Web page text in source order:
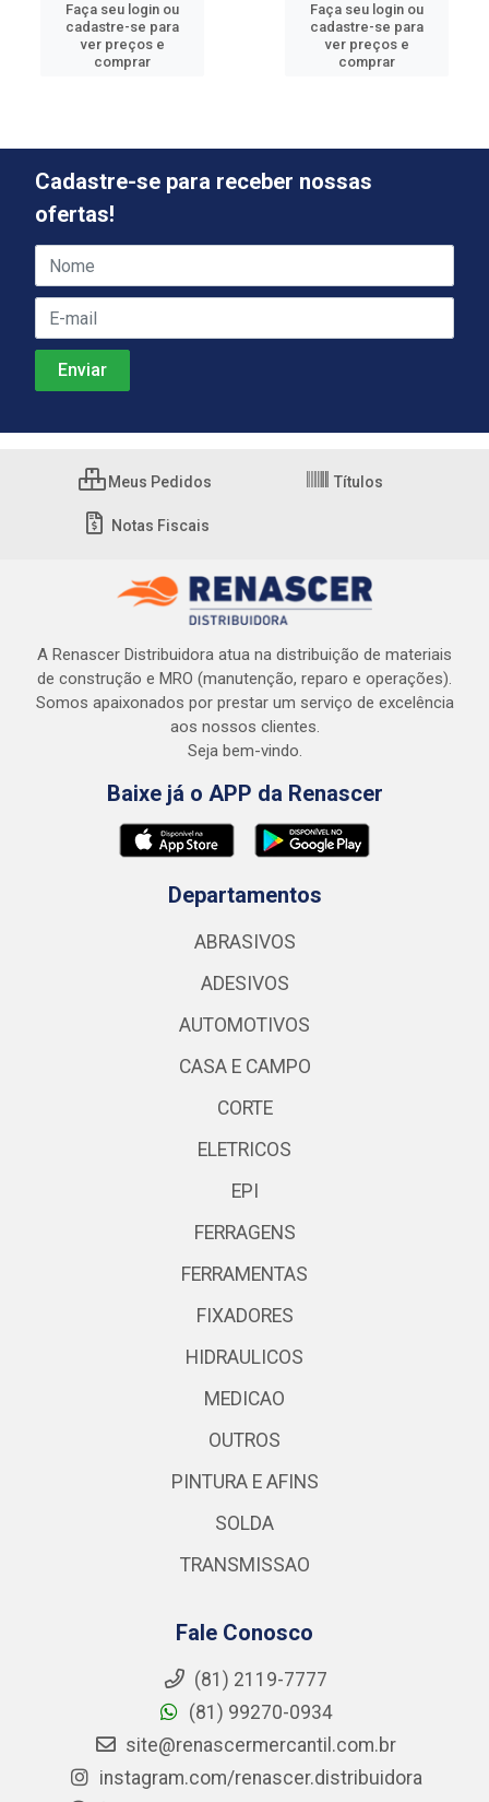
Faça seu login ou
cadastre-se para
ver preços e
comprar
Faça seu login ou
cadastre-se para
ver preços e
comprar
Cadastre-se para receber nossas
ofertas!
Meus Pedidos Títulos
Notas Fiscais
A Renascer Distribuidora atua na distribuição de materiais
de construção e MRO (manutenção, reparo e operações).
Somos apaixonados por prestar um serviço de excelência
aos nossos clientes.
Seja bem-vindo.
Baixe já o APP da Renascer
Departamentos
ABRASIVOS
ADESIVOS
AUTOMOTIVOS
CASA E CAMPO
CORTE
ELETRICOS
EPI
FERRAGENS
FERRAMENTAS
FIXADORES
HIDRAULICOS
MEDICAO
OUTROS
PINTURA E AFINS
SOLDA
TRANSMISSAO
Fale Conosco
(81) 2119-7777
(81) 99270-0934
site@renascermercantil.com.br
instagram.com/renascer.distribuidora